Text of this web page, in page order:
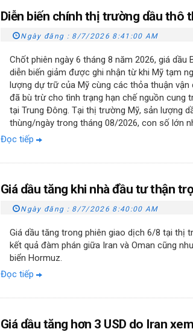
Diễn biến chính thị trường dầu thô
Ngày đăng : 8/7/2026 8:41:00 AM
Chốt phiên ngày 6 tháng 8 năm 2026, giá
diễn biến giảm được ghi nhận từ khi Mỹ tạm
lượng dự trữ của Mỹ cùng các thỏa thuận
đã bù trừ cho tình trạng hạn chế nguồn cung
tại Trung Đông. Tại thị trường Mỹ, sản lượng
thùng/ngày trong tháng 08/2026, con số lớn
Đọc tiếp
Giá dầu tăng khi nhà đầu tư thận
Ngày đăng : 8/7/2026 8:40:00 AM
Giá dầu tăng trong phiên giao dịch 6/8 tại thị
kết quả đàm phán giữa Iran và Oman cũng
biển Hormuz.
Đọc tiếp
Giá dầu tăng hơn 3 USD do Iran